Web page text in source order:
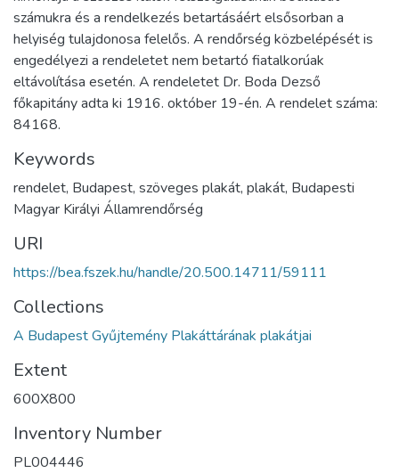
számukra és a rendelkezés betartásáért elsősorban a
helyiség tulajdonosa felelős. A rendőrség közbelépését is
engedélyezi a rendeletet nem betartó fiatalkorúak
eltávolítása esetén. A rendeletet Dr. Boda Dezső
főkapitány adta ki 1916. október 19-én. A rendelet száma:
84168.
Keywords
rendelet, Budapest, szöveges plakát, plakát, Budapesti
Magyar Királyi Államrendőrség
URI
https://bea.fszek.hu/handle/20.500.14711/59111
Collections
A Budapest Gyűjtemény Plakáttárának plakátjai
Extent
600X800
Inventory Number
PL004446